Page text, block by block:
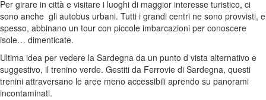
Per girare in città e visitare i luoghi di maggior interesse turistico, ci
sono anche gli autobus urbani. Tutti i grandi centri ne sono provvisti, e
spesso, abbinano un tour con piccole imbarcazioni per conoscere
isole… dimenticate.
Ultima idea per vedere la Sardegna da un punto d vista alternativo e
suggestivo, il trenino verde. Gestiti da Ferrovie di Sardegna, questi
trenini attraversano le aree meno accessibili aprendo su panorami
incontaminati.